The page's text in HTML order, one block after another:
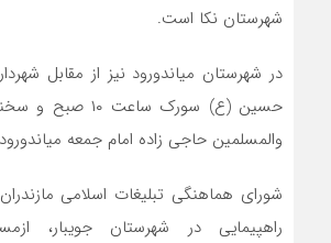
شهرستان نکا است.
در شهرستان میاندورود نیز از مقابل
حسین (ع) سورک ساعت
والمسلمین حاجی زاده امام جمعه
شورای هماهنگی تبلیغات اسلامی
راهپیمایی در شهرستان جویبار،